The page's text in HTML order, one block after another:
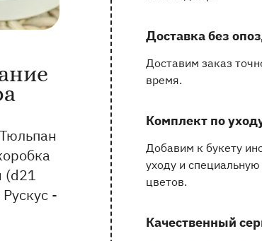
Доставка без
Доставим заказ
время.
Комплект по
Добавим к букету
уходу и
цветов.
Качественный
о товаре и оказываемых услугах
Тюльпан
(d21
-